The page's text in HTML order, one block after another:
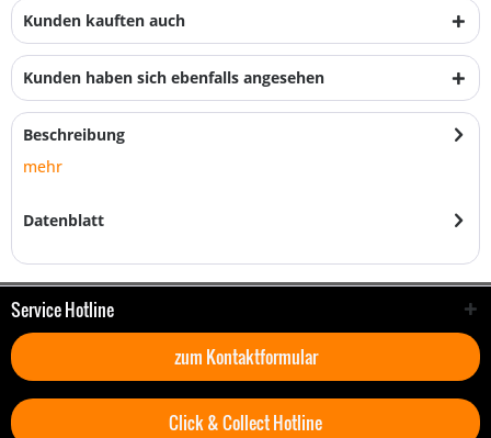
Kunden kauften auch
Kunden haben sich ebenfalls angesehen
Beschreibung
mehr
Datenblatt
Service Hotline
zum Kontaktformular
Click & Collect Hotline